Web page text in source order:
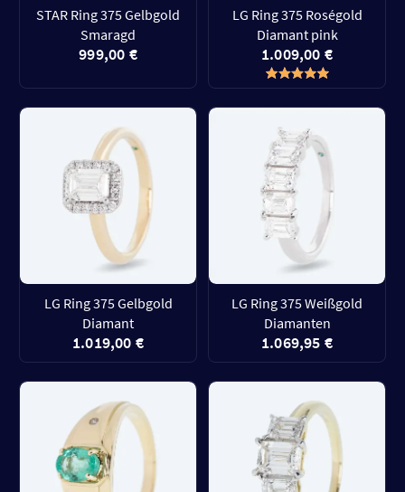
STAR Ring 375 Gelbgold
Smaragd
999,00 €
LG Ring 375 Roségold
Diamant pink
1.009,00 €
LG Ring 375 Gelbgold
Diamant
1.019,00 €
LG Ring 375 Weißgold
Diamanten
1.069,95 €